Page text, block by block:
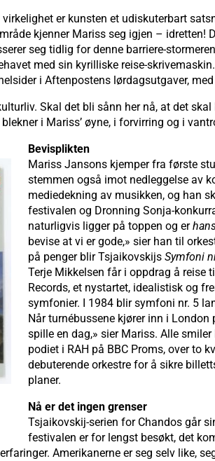
er kunsten et udiskuterbart
kjenner Mariss seg igjen – idretten!
seg tidlig for denne barriere-
med sin kyrilliske reise-
i Aftenpostens lørdagsutgaver,
Skal det bli sånn her nå, at det
i Mariss’ øyne, i forvirring og i
Bevisplikten
Mariss Jansons kjemper fra første
stemmen også imot nedleggelse av
mediedekning av musikken, og han
festivalen og Dronning Sonja-
naturligvis ligger på toppen og er
bevise at vi er gode,» sier han til
på penger blir Tsjaikovskijs Symfoni
Terje Mikkelsen får i oppdrag å reise
Records, et nystartet, idealistisk og
symfonier. I 1984 blir symfoni nr. 5
Når turnébussene kjører inn i
spille en dag,» sier Mariss. Alle
podiet i RAH på BBC Proms, over to
debuterende orkestre for å sikre
planer.
Nå er det ingen grenser
Tsjaikovskij-serien for Chandos går
festivalen er for lengst besøkt, det
Amerikanerne er seg selv like,